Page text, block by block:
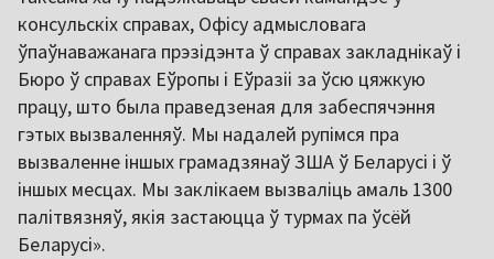
консульскіх справах, Офісу адмысловага
ўпаўнаважанага прэзідэнта ў справах закладнікаў і
Бюро ў справах Еўропы і Еўразіі за ўсю цяжкую
працу, што была праведзеная для забеспячэння
гэтых вызваленняў. Мы надалей рупімся пра
вызваленне іншых грамадзянаў ЗША ў Беларусі і ў
іншых месцах. Мы заклікаем вызваліць амаль 1300
палітвязняў, якія застаюцца ў турмах па ўсёй
Беларусі».